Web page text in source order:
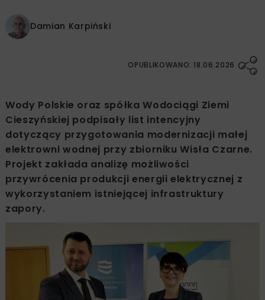
Damian Karpiński
OPUBLIKOWANO: 18.06.2026
Wody Polskie oraz spółka Wodociągi Ziemi
Cieszyńskiej podpisały list intencyjny
dotyczący przygotowania modernizacji małej
elektrowni wodnej przy zbiorniku Wisła Czarne.
Projekt zakłada analizę możliwości
przywrócenia produkcji energii elektrycznej z
wykorzystaniem istniejącej infrastruktury
zapory.